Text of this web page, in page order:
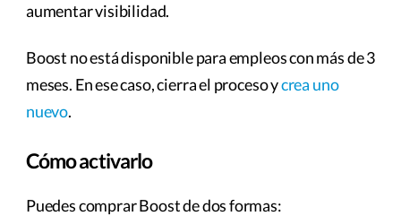
aumentar visibilidad.
Boost no está disponible para empleos con más de 3
meses. En ese caso, cierra el proceso ycrea uno
nuevo.
Cómo activarlo
Puedes comprar Boost de dos formas: